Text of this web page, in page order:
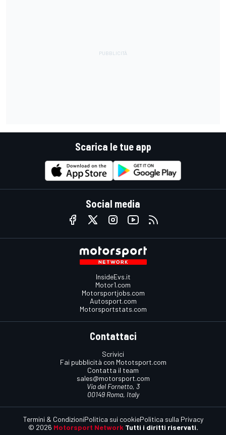
Scarica le tue app
Social media
InsideEvs.it
Motor1.com
Motorsportjobs.com
Autosport.com
Motorsportstats.com
Contattaci
Scrivici
Fai pubblicità con Mototsport.com
Contatta il team
sales@motorsport.com
Via del Fornetto, 3
00149 Roma, Italy
© 2026 Motorsport Network Tutti i diritti riservati.
Termini & CondizioniPolitica sui cookiePolitica sulla Privacy